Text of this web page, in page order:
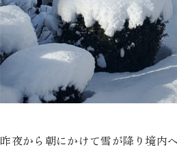
昨夜から朝にかけて雪が降り境内